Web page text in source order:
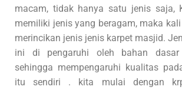
macam, tidak hanya satu jenis saja,
memiliki jenis yang beragam, maka
merincikan jenis jenis karpet masjid.
ini di pengaruhi oleh bahan dasar
sehingga mempengaruhi kualitas
itu sendiri . kita mulai dengan